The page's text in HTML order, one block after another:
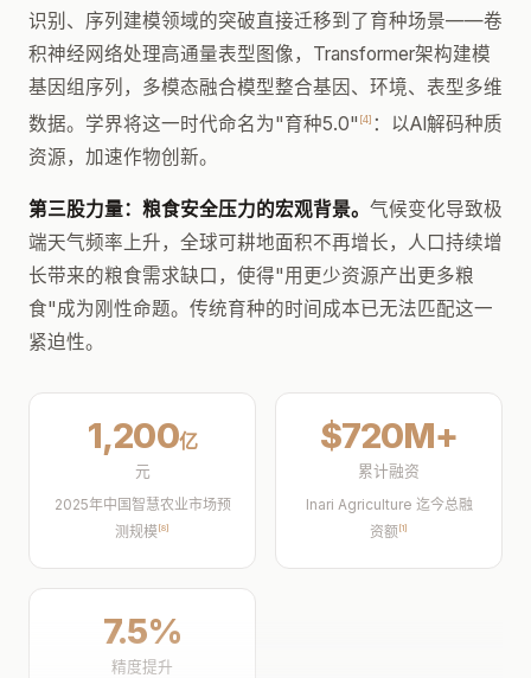
识别、序列建模领域的突破直接迁移到了育种场景——卷
积神经网络处理高通量表型图像，Transformer架构建模
基因组序列，多模态融合模型整合基因、环境、表型多维
数据。学界将这一时代命名为"育种5.0" [4] ：以AI解码种质
资源，加速作物创新。
第三股力量：粮食安全压力的宏观背景。 气候变化导致极
端天气频率上升，全球可耕地面积不再增长，人口持续增
长带来的粮食需求缺口，使得"用更少资源产出更多粮
食"成为刚性命题。传统育种的时间成本已无法匹配这一
紧迫性。
1,200亿
元
2025年中国智慧农业市场预
测规模 [8]
$720M+
累计融资
Inari Agriculture 迄今总融
资额 [1]
7.5%
精度提升